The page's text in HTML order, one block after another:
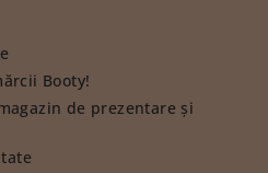
Booty!
de prezentare și